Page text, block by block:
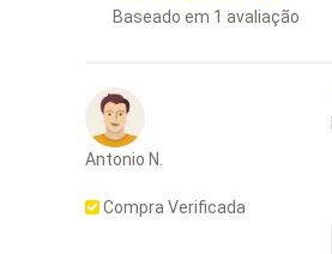
Baseado em 1 avaliação
Antonio N.
Compra Verificada